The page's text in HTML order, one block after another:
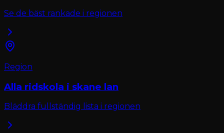
Se de bäst rankade i regionen
Region
Alla ridskola i skane lan
Bläddra fullständig lista i regionen